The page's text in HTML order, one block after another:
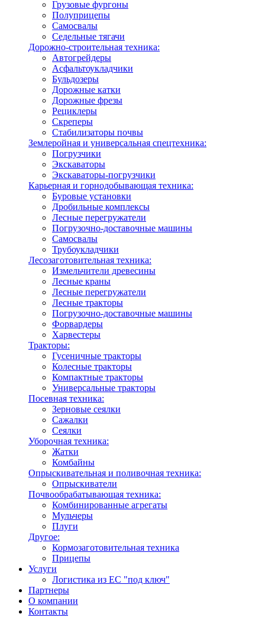
Грузовые фургоны
Полуприцепы
Самосвалы
Седельные тягачи
Дорожно-строительная техника:
Автогрейдеры
Асфальтоукладчики
Бульдозеры
Дорожные катки
Дорожные фрезы
Рециклеры
Скреперы
Стабилизаторы почвы
Землеройная и универсальная спецтехника:
Погрузчики
Экскаваторы
Экскаваторы-погрузчики
Карьерная и горнодобывающая техника:
Буровые установки
Дробильные комплексы
Лесные перегружатели
Погрузочно-доставочные машины
Самосвалы
Трубоукладчики
Лесозаготовительная техника:
Измельчители древесины
Лесные краны
Лесные перегружатели
Лесные тракторы
Погрузочно-доставочные машины
Форвардеры
Харвестеры
Тракторы:
Гусеничные тракторы
Колесные тракторы
Компактные тракторы
Универсальные тракторы
Посевная техника:
Зерновые сеялки
Сажалки
Сеялки
Уборочная техника:
Жатки
Комбайны
Опрыскивательная и поливочная техника:
Опрыскиватели
Почвообрабатывающая техника:
Комбинированные агрегаты
Мульчеры
Плуги
Другое:
Кормозаготовительная техника
Прицепы
Услуги
Логистика из ЕС "под ключ"
Партнеры
О компании
Контакты